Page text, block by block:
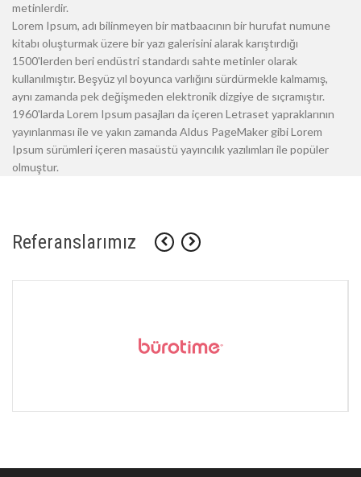
metinlerdir.
Lorem Ipsum, adı bilinmeyen bir matbaacının bir hurufat numune
kitabı oluşturmak üzere bir yazı galerisini alarak karıştırdığı
1500'lerden beri endüstri standardı sahte metinler olarak
kullanılmıştır. Beşyüz yıl boyunca varlığını sürdürmekle kalmamış,
aynı zamanda pek değişmeden elektronik dizgiye de sıçramıştır.
1960'larda Lorem Ipsum pasajları da içeren Letraset yapraklarının
yayınlanması ile ve yakın zamanda Aldus PageMaker gibi Lorem
Ipsum sürümleri içeren masaüstü yayıncılık yazılımları ile popüler
olmuştur.
Referanslarımız